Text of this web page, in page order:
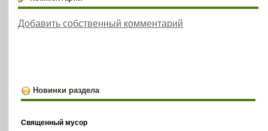
Добавить собственный комментарий
Новинки раздела
Священный мусор